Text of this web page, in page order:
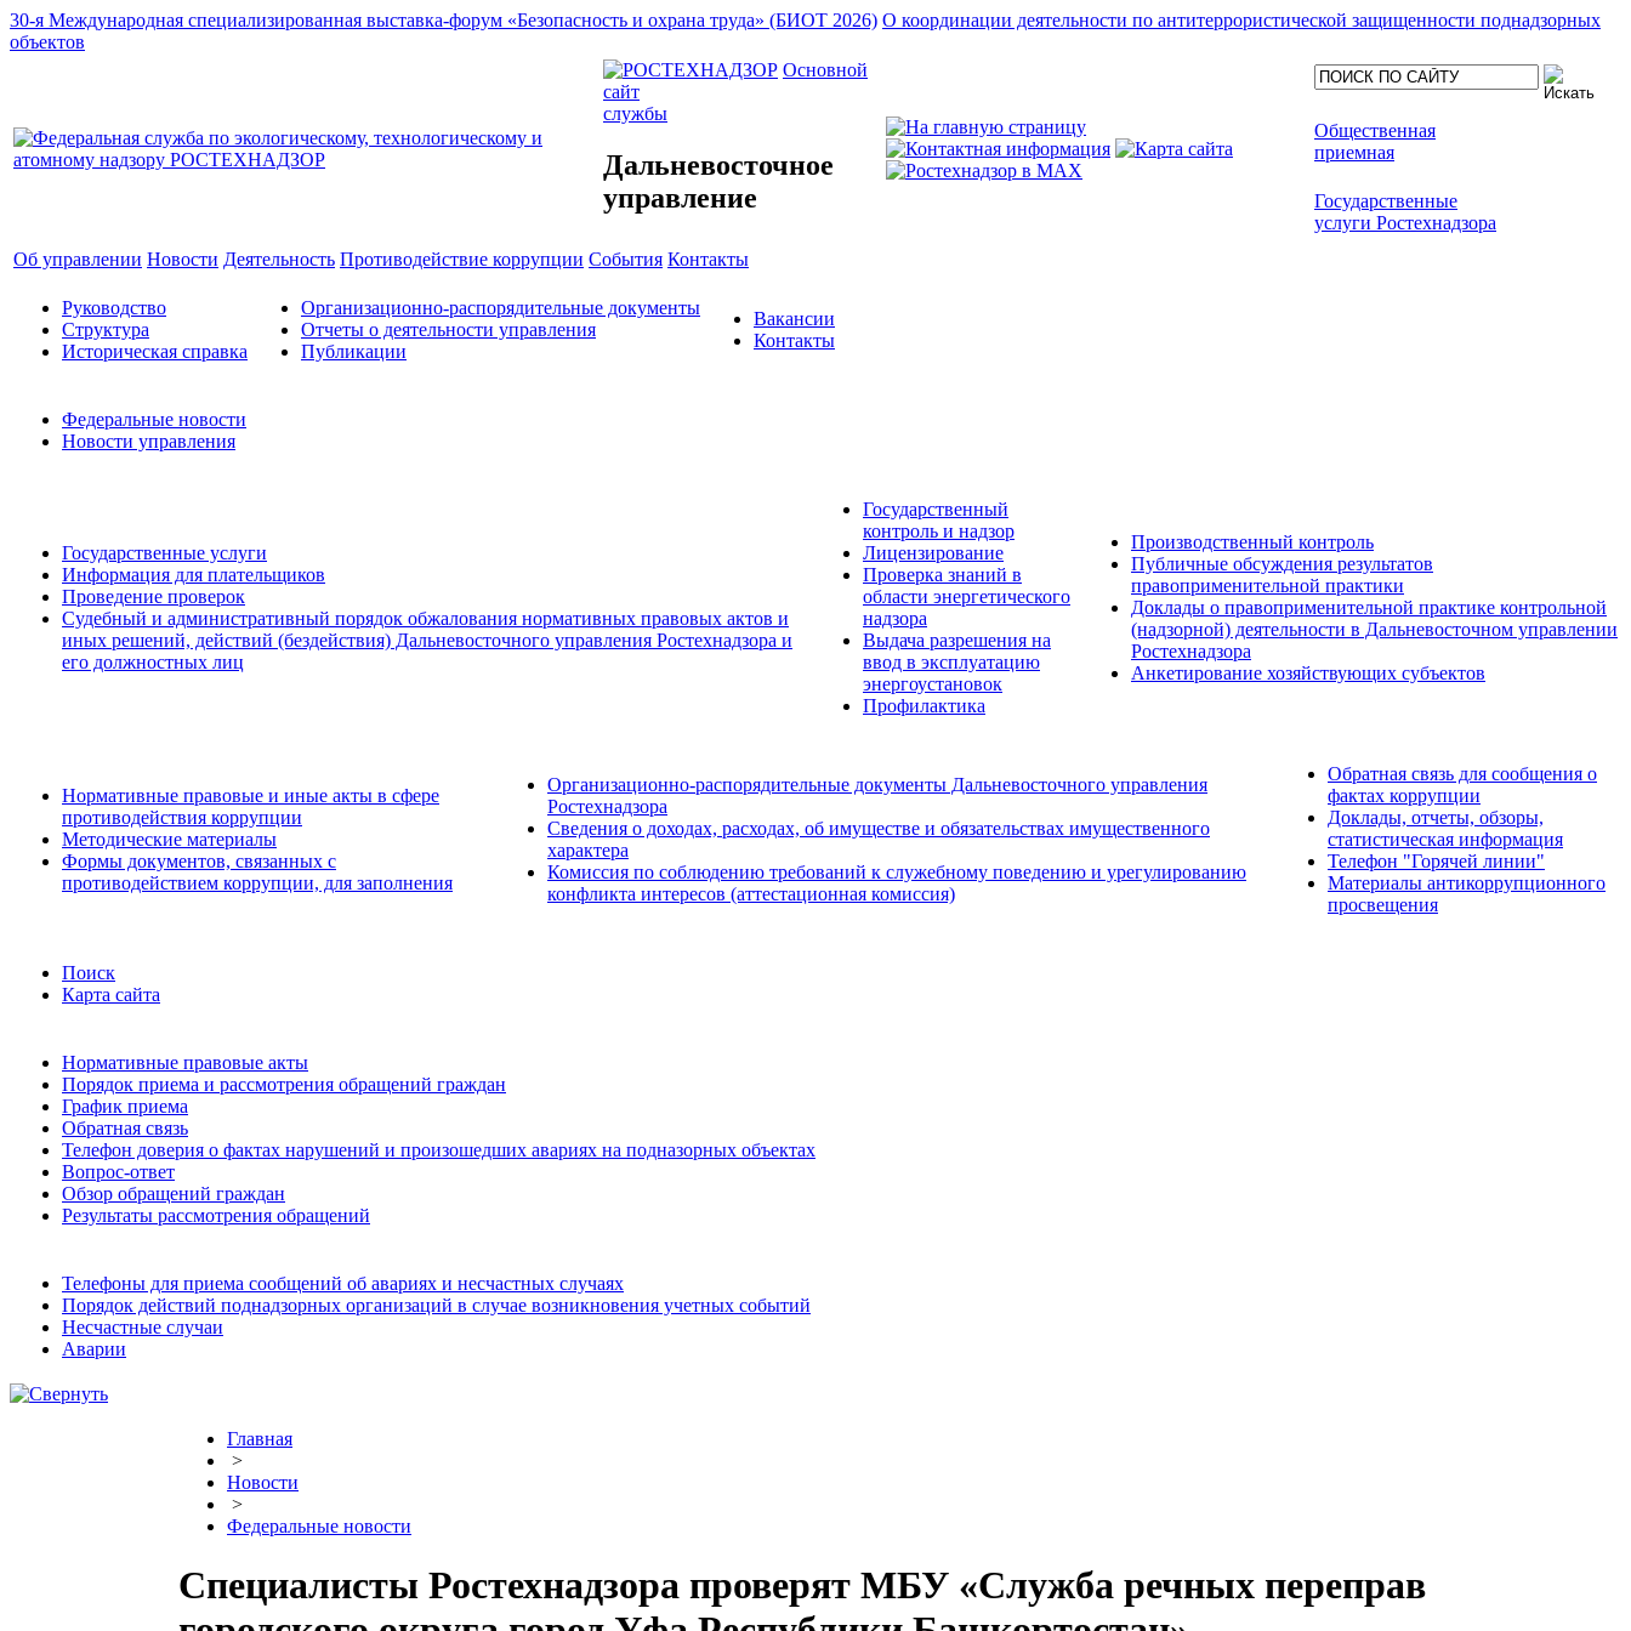
30-я Международная специализированная выставка-форум «Безопасность и охрана труда» (БИОТ 2026) О координации деятельности по антитеррористической защищенности поднадзорных
объектов
Основной
сайт
службы
Дальневосточное
управление
Общественная
приемная
Государственные
услуги Ростехнадзора
Об управлении Новости Деятельность Противодействие коррупции События Контакты
Руководство
Структура
Историческая справка
Организационно-распорядительные документы
Отчеты о деятельности управления
Публикации
Вакансии
Контакты
Федеральные новости
Новости управления
Государственные услуги
Информация для плательщиков
Проведение проверок
Судебный и административный порядок обжалования нормативных правовых актов и
иных решений, действий (бездействия) Дальневосточного управления Ростехнадзора и
его должностных лиц
Государственный
контроль и надзор
Лицензирование
Проверка знаний в
области энергетического
надзора
Выдача разрешения на
ввод в эксплуатацию
энергоустановок
Профилактика
Производственный контроль
Публичные обсуждения результатов
правоприменительной практики
Доклады о правоприменительной практике контрольной
(надзорной) деятельности в Дальневосточном управлении
Ростехнадзора
Анкетирование хозяйствующих субъектов
Нормативные правовые и иные акты в сфере
противодействия коррупции
Методические материалы
Формы документов, связанных с
противодействием коррупции, для заполнения
Организационно-распорядительные документы Дальневосточного управления
Ростехнадзора
Сведения о доходах, расходах, об имуществе и обязательствах имущественного
характера
Комиссия по соблюдению требований к служебному поведению и урегулированию
конфликта интересов (аттестационная комиссия)
Обратная связь для сообщения о
фактах коррупции
Доклады, отчеты, обзоры,
статистическая информация
Телефон "Горячей линии"
Материалы антикоррупционного
просвещения
Поиск
Карта сайта
Нормативные правовые акты
Порядок приема и рассмотрения обращений граждан
График приема
Обратная связь
Телефон доверия о фактах нарушений и произошедших авариях на подназорных объектах
Вопрос-ответ
Обзор обращений граждан
Результаты рассмотрения обращений
Телефоны для приема сообщений об авариях и несчастных случаях
Порядок действий поднадзорных организаций в случае возникновения учетных событий
Несчастные случаи
Аварии
Главная
>
Новости
>
Федеральные новости
Специалисты Ростехнадзора проверят МБУ «Служба речных переправ